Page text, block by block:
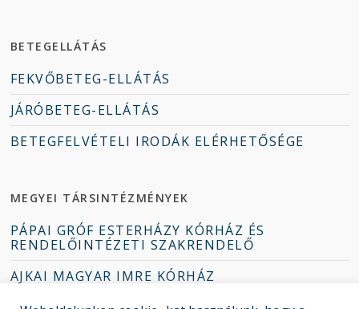
BETEGELLÁTÁS
FEKVŐBETEG-ELLÁTÁS
JÁRÓBETEG-ELLÁTÁS
BETEGFELVÉTELI IRODÁK ELÉRHETŐSÉGE
MEGYEI TÁRSINTÉZMÉNYEK
PÁPAI GRÓF ESTERHÁZY KÓRHÁZ ÉS
RENDELŐINTÉZETI SZAKRENDELŐ
AJKAI MAGYAR IMRE KÓRHÁZ